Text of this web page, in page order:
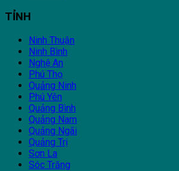
TỈNH
Ninh Thuận
Ninh Bình
Nghệ An
Phú Thọ
Quảng Ninh
Phú Yên
Quảng Bình
Quảng Nam
Quảng Ngãi
Quảng Trị
Sơn La
Sóc Trăng